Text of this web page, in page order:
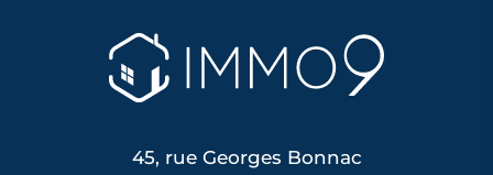
45, rue Georges Bonnac